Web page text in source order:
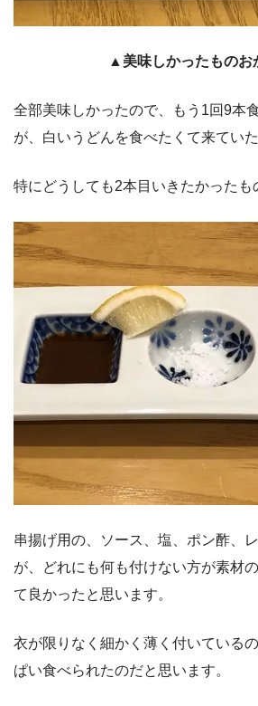
▲美味しかったものお
全部美味しかったので、もう1回9本
が、白いうどんを食べたくて来てい
特にどうしても2本目いきたかったも
串揚げ用の、ソース、塩、ポン酢、
が、どれにも何も付けない方が素材
て良かったと思います。
衣が限りなく細かく薄く付いている
ぱい食べられたのだと思います。